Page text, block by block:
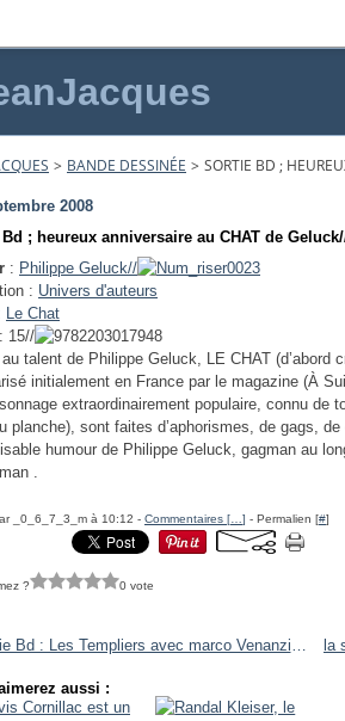
> BANDE DESSINÉE > SORTIE BD ;
2008
; heureux anniversaire au CHAT de
: Philippe Geluck//
: Univers d'auteurs
Le Chat
15//
talent de Philippe Geluck, LE CHAT (d’abord
initialement en France par le magazine (À
extraordinairement populaire, connu
planche), sont faites d’aphorismes, de gags,
humour de Philippe Geluck, gagman au
.
_0_6_7_3_m à 10:12 - Commentaires [ ] - Permalien [#]
? 0 vote
sortie Bd : Les Templiers avec marco Venanzi:ED: casterman
aussi :